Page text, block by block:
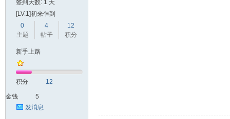
签到天数: 1 天
[LV.1]初来乍到
0
主题
4
帖子
12
积分
新手上路
积分 12
金钱
5
发消息